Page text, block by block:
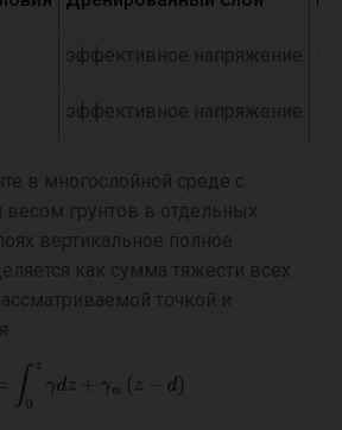
эффективное напряжение
эффективное напряжение
в многослойной среде с
грунтов в отдельных
вертикальное полное
как сумма тяжести всех
точкой и